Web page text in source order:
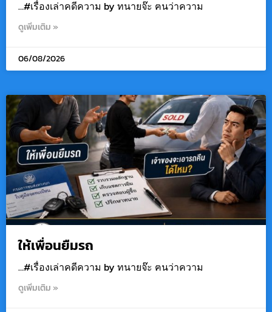
…#เรื่องเล่าคดีความ by ทนายจ๊ะ ฅนว่าความ
ดูเพิ่มเติม »
06/08/2026
ให้เพื่อนยืมรถ
…#เรื่องเล่าคดีความ by ทนายจ๊ะ ฅนว่าความ
ดูเพิ่มเติม »